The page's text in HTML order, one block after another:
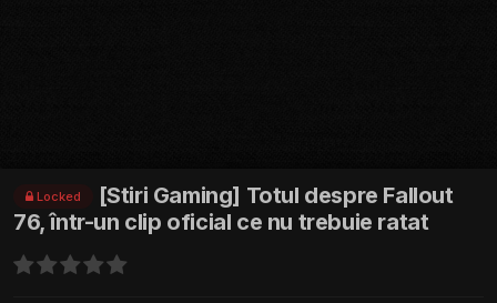
Locked
[Stiri Gaming] Totul despre Fallout
76, într-un clip oficial ce nu trebuie ratat